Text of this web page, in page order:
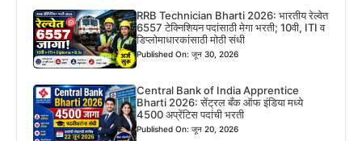
RRB Technician Bharti 2026: भारतीय रेल्वेत
6557 टेक्निशियन पदांसाठी मेगा भरती; 10वी, ITI व
डिप्लोमाधारकांसाठी मोठी संधी
Published On: जून 30, 2026
Central Bank of India Apprentice
Bharti 2026: सेंट्रल बँक ऑफ इंडिया मध्ये
4500 अप्रेंटिस पदांची भरती
Published On: जून 20, 2026